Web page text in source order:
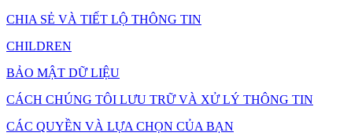
CHIA SẺ VÀ TIẾT LỘ THÔNG TIN
CHILDREN
BẢO MẬT DỮ LIỆU
CÁCH CHÚNG TÔI LƯU TRỮ VÀ XỬ LÝ THÔNG TIN
CÁC QUYỀN VÀ LỰA CHỌN CỦA BẠN